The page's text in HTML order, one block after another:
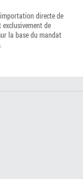
directe de
de
la base du mandat